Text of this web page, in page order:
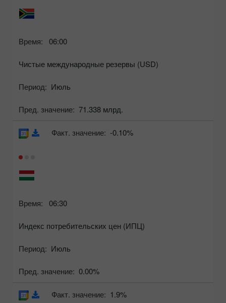
Время: 06:00
Чистые международные резервы (USD)
Период: Июль
Пред. значение: 71.338 млрд.
Время: 06:30
Индекс потребительских цен (ИПЦ)
Период: Июль
Пред. значение: 0.00%
Факт. значение: -0.10%
Факт. значение: 1.9%